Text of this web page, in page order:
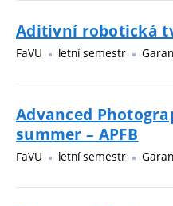
Aditivní robotická
FaVU letní semestr
Advanced
summer – APFB
FaVU letní semestr